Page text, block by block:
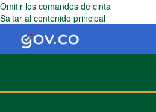
Omitir los comandos de cinta
Saltar al contenido principal